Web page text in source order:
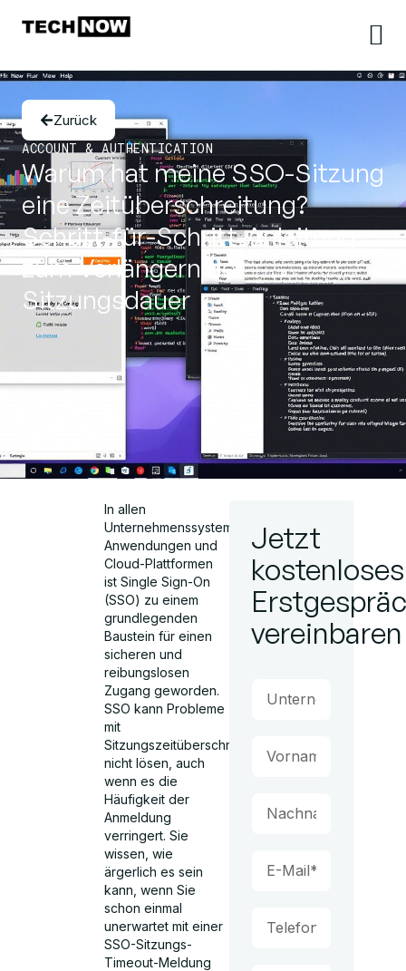
Zurück
ACCOUNT & AUTHENTICATION
Warum hat meine SSO-Sitzung
eine Zeitüberschreitung?
Schritt-für-Schritt-Anleitung
zum Verlängern der
Sitzungsdauer
In allen
Unternehmenssystemen,
Anwendungen und
Cloud-Plattformen
ist Single Sign-On
(SSO) zu einem
grundlegenden
Baustein für einen
sicheren und
reibungslosen
Zugang geworden.
SSO kann Probleme
mit
Sitzungszeitüberschreitungen
nicht lösen, auch
wenn es die
Häufigkeit der
Anmeldung
verringert. Sie
wissen, wie
ärgerlich es sein
kann, wenn Sie
schon einmal
unerwartet mit einer
SSO-Sitzungs-
Timeout-Meldung
Jetzt
kostenloses
vereinbaren